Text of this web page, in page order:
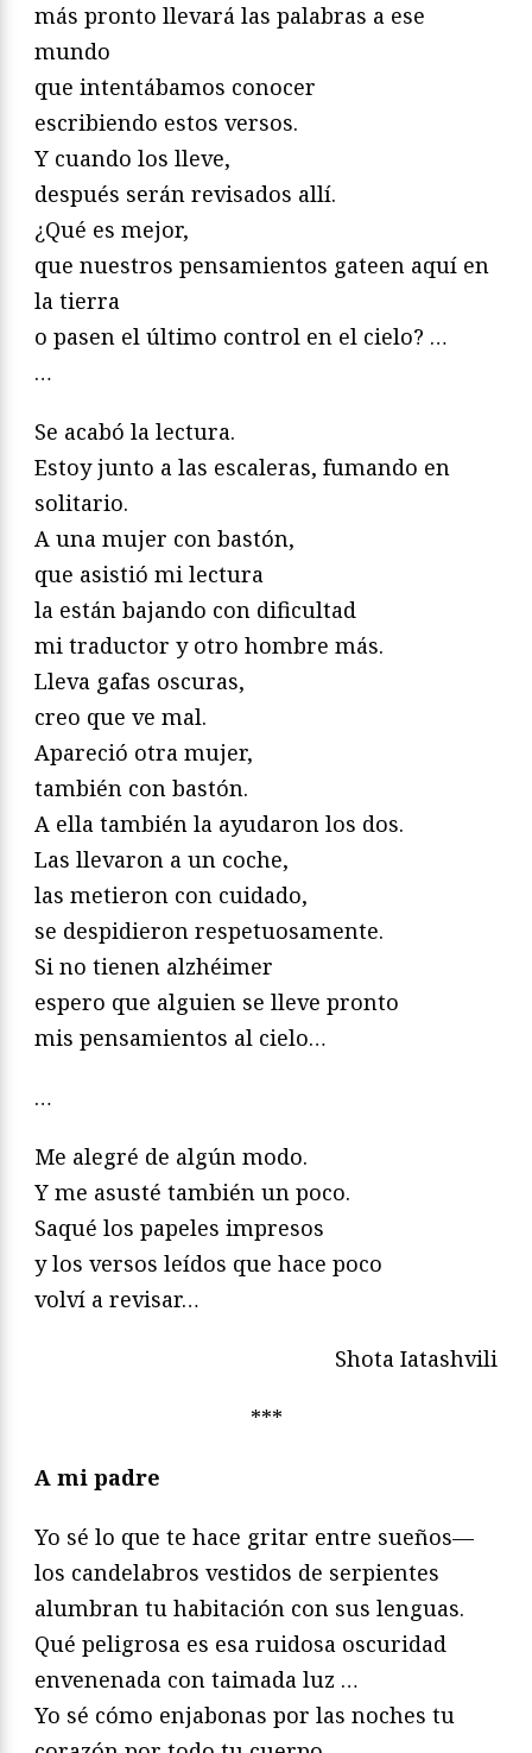
más pronto llevará las palabras a ese
mundo
que intentábamos conocer
escribiendo estos versos.
Y cuando los lleve,
después serán revisados allí.
¿Qué es mejor,
que nuestros pensamientos gateen aquí en
la tierra
o pasen el último control en el cielo? …
…
Se acabó la lectura.
Estoy junto a las escaleras, fumando en
solitario.
A una mujer con bastón,
que asistió mi lectura
la están bajando con dificultad
mi traductor y otro hombre más.
Lleva gafas oscuras,
creo que ve mal.
Apareció otra mujer,
también con bastón.
A ella también la ayudaron los dos.
Las llevaron a un coche,
las metieron con cuidado,
se despidieron respetuosamente.
Si no tienen alzhéimer
espero que alguien se lleve pronto
mis pensamientos al cielo…
…
Me alegré de algún modo.
Y me asusté también un poco.
Saqué los papeles impresos
y los versos leídos que hace poco
volví a revisar…
Shota Iatashvili
***
A mi padre
Yo sé lo que te hace gritar entre sueños—
los candelabros vestidos de serpientes
alumbran tu habitación con sus lenguas.
Qué peligrosa es esa ruidosa oscuridad
envenenada con taimada luz …
Yo sé cómo enjabonas por las noches tu